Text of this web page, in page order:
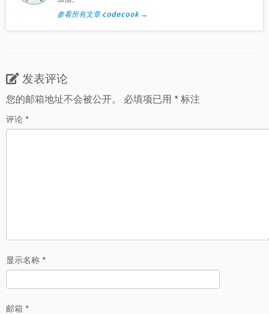
参看所有文章 codecook →
发表评论
您的邮箱地址不会被公开。
必填项已用 *标注
评论 *
显示名称 *
邮箱 *